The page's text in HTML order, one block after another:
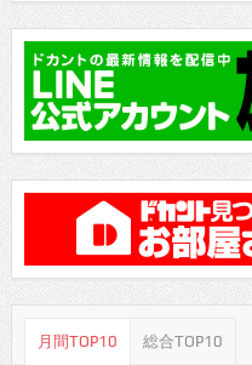
月間TOP10 総合TOP10